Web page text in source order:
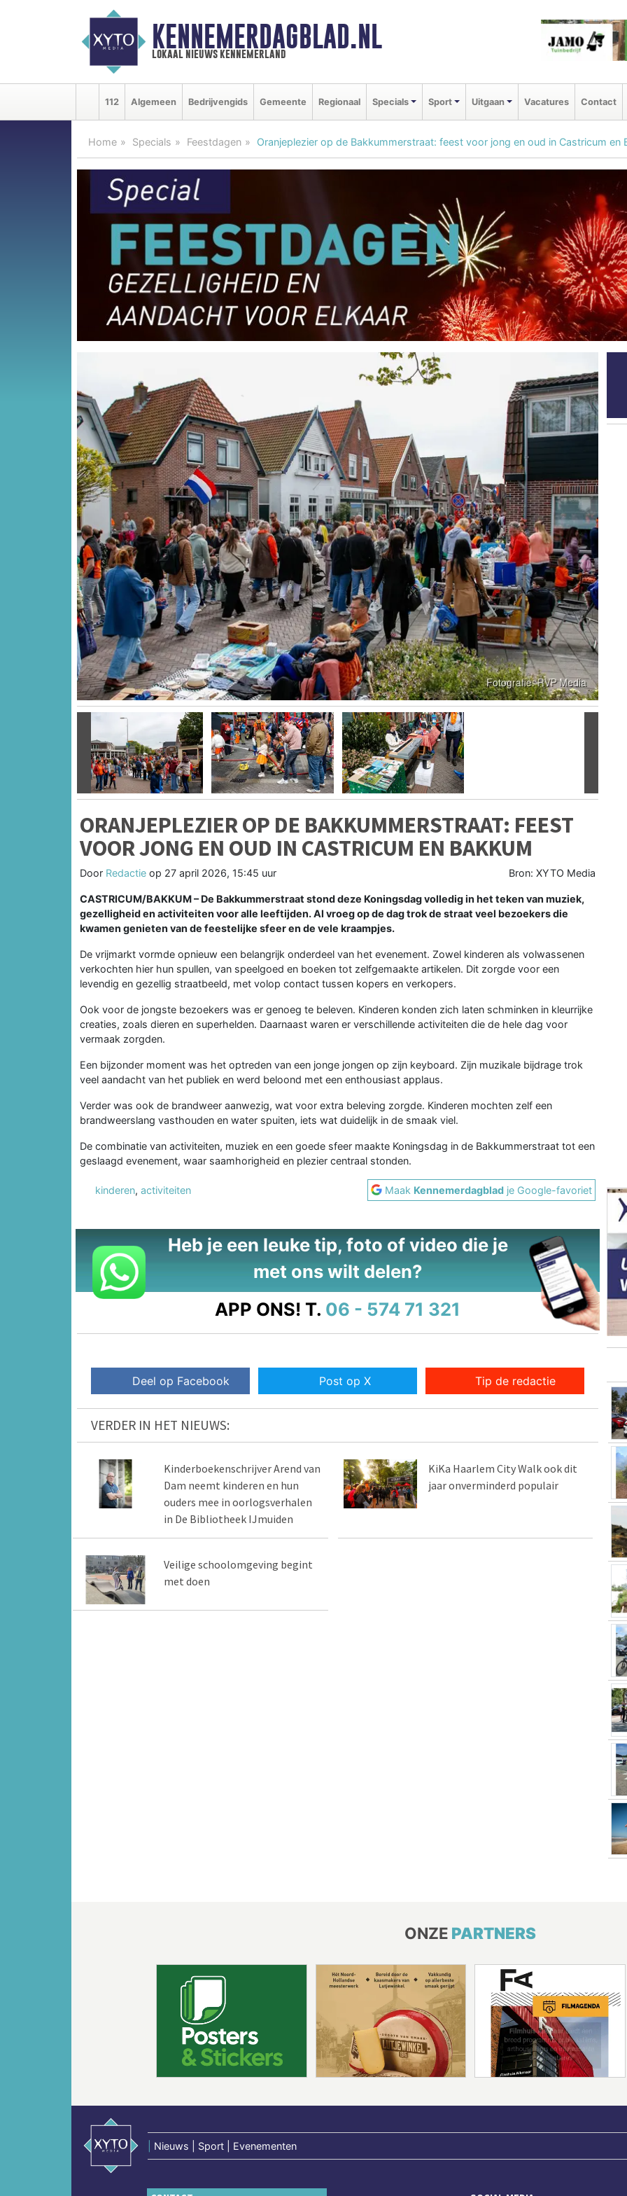
KENNEMERDAGBLAD.NL
lokaal nieuws kennemerland
112 Algemeen Bedrijvengids Gemeente Regionaal Specials Sport Uitgaan Vacatures Contact
Home Specials Feestdagen Oranjeplezier op de Bakkummerstraat: feest voor jong en oud in Castricum en
Vorige
ORANJEPLEZIER OP DE BAKKUMMERSTRAAT: FEEST
VOOR JONG EN OUD IN CASTRICUM EN BAKKUM
Door Redactie op 27 april 2026, 15:45 uur Bron: XYTO Media
CASTRICUM/BAKKUM – De Bakkummerstraat stond deze Koningsdag volledig in het teken van muziek,
gezelligheid en activiteiten voor alle leeftijden. Al vroeg op de dag trok de straat veel bezoekers die
kwamen genieten van de feestelijke sfeer en de vele kraampjes.
De vrijmarkt vormde opnieuw een belangrijk onderdeel van het evenement. Zowel kinderen als volwassenen
verkochten hier hun spullen, van speelgoed en boeken tot zelfgemaakte artikelen. Dit zorgde voor een
levendig en gezellig straatbeeld, met volop contact tussen kopers en verkopers.
Ook voor de jongste bezoekers was er genoeg te beleven. Kinderen konden zich laten schminken in kleurrijke
creaties, zoals dieren en superhelden. Daarnaast waren er verschillende activiteiten die de hele dag voor
vermaak zorgden.
Een bijzonder moment was het optreden van een jonge jongen op zijn keyboard. Zijn muzikale bijdrage trok
veel aandacht van het publiek en werd beloond met een enthousiast applaus.
Verder was ook de brandweer aanwezig, wat voor extra beleving zorgde. Kinderen mochten zelf een
brandweerslang vasthouden en water spuiten, iets wat duidelijk in de smaak viel.
De combinatie van activiteiten, muziek en een goede sfeer maakte Koningsdag in de Bakkummerstraat tot een
geslaagd evenement, waar saamhorigheid en plezier centraal stonden.
kinderen, activiteiten Maak Kennemerdagblad je Google-favoriet
Heb je een leuke tip, foto of video die je
met ons wilt delen?
APP ONS! T. 06 - 574 71 321
Deel op Facebook Post op X Tip de redactie
VERDER IN HET NIEUWS:
Kinderboekenschrijver Arend van
Dam neemt kinderen en hun
ouders mee in oorlogsverhalen
in De Bibliotheek IJmuiden
KiKa Haarlem City Walk ook dit
jaar onverminderd populair
Veilige schoolomgeving begint
met doen
ONZE PARTNERS
Nieuws | Sport | Evenementen